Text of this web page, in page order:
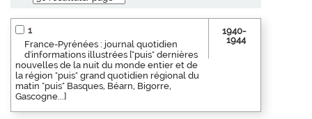
1
France-Pyrénées : journal quotidien
d'informations illustrées ["puis" dernières
nouvelles de la nuit du monde entier et de
la région "puis" grand quotidien régional du
matin "puis" Basques, Béarn, Bigorre,
Gascogne...]
1940-
1944